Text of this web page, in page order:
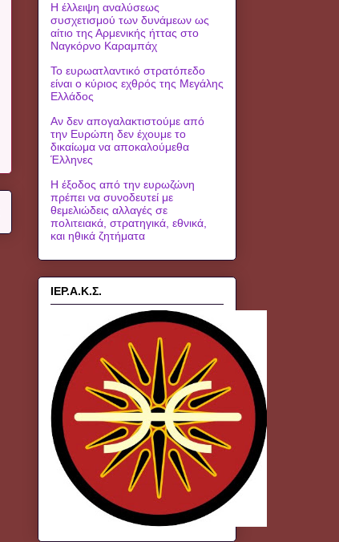
Η έλλειψη αναλύσεως
συσχετισμού των δυνάμεων ως
αίτιο της Αρμενικής ήττας στο
Ναγκόρνο Καραμπάχ
Το ευρωατλαντικό στρατόπεδο
είναι ο κύριος εχθρός της Μεγάλης
Ελλάδος
Αν δεν απογαλακτιστούμε από
την Ευρώπη δεν έχουμε το
δικαίωμα να αποκαλούμεθα
Έλληνες
Η έξοδος από την ευρωζώνη
πρέπει να συνοδευτεί με
θεμελιώδεις αλλαγές σε
πολιτειακά, στρατηγικά, εθνικά,
και ηθικά ζητήματα
ΙΕΡ.Α.Κ.Σ.